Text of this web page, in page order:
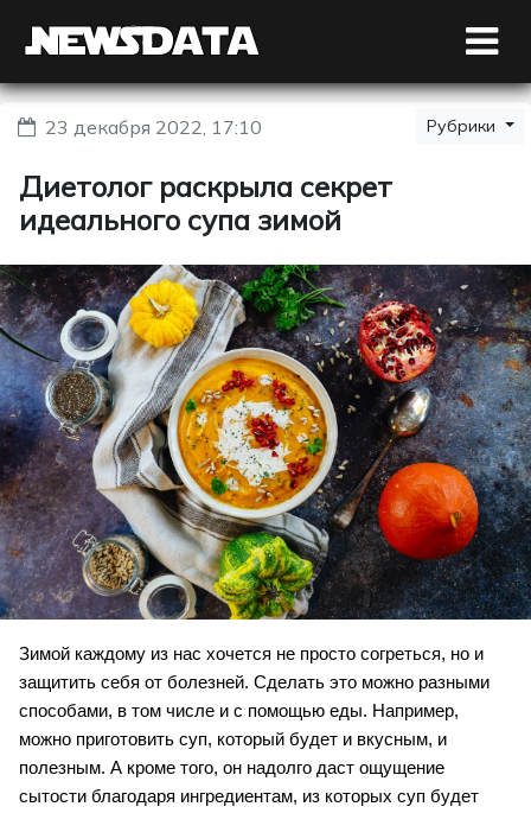
23 декабря 2022, 17:10 Рубрики
Диетолог раскрыла секрет
идеального супа зимой
Зимой каждому из нас хочется не просто согреться, но и
защитить себя от болезней. Сделать это можно разными
способами, в том числе и с помощью еды. Например,
можно приготовить суп, который будет и вкусным, и
полезным. А кроме того, он надолго даст ощущение
сытости благодаря ингредиентам, из которых суп будет